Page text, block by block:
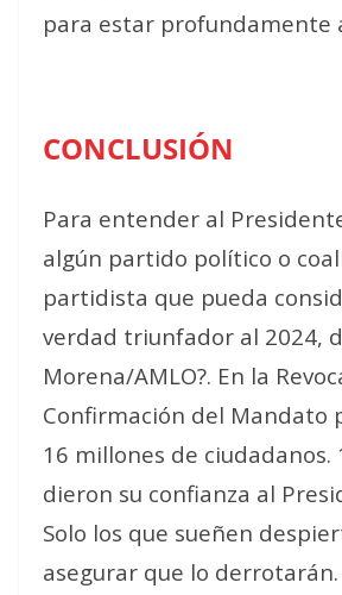
para estar profundamente
CONCLUSIÓN
Para entender al
algún partido político o
partidista que pueda
verdad triunfador al 2024,
Morena/AMLO?. En la
Confirmación del Mandato
16 millones de ciudadanos.
dieron su confianza al
Solo los que sueñen
asegurar que lo